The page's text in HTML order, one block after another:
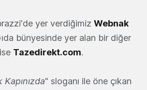
yer verdiğimiz Webnak
bünyesinde yer alan bir diğer
Tazedirekt.com.
Kapınızda" sloganı ile öne çıkan